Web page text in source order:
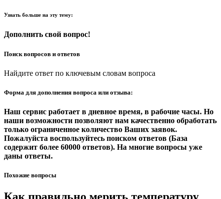
Узнать больше на эту тему:
Дополнить свой вопрос!
Поиск вопросов и ответов
Найдите ответ по ключевым словам вопроса
Форма для дополнения вопроса или отзыва:
Наш сервис работает в дневное время, в рабочие часы. Но
наши возможности позволяют нам качественно обработать
только ограниченное количество Ваших заявок.
Пожалуйста воспользуйтесь поиском ответов (База
содержит более 60000 ответов). На многие вопросы уже
даны ответы.
Похожие вопросы